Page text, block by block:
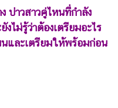
าวสาวคู่ไหนที่กำลัง
ไม่รู้ว่าต้องเตรียมอะไร
และเตรียมให้พร้อมก่อน